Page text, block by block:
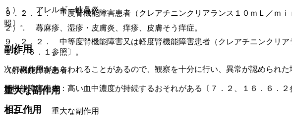
９．２．１． 重度腎機能障害患者（クレアチニンクリアランス１０ｍＬ／ｍ
照〕。
９．２．２． 中等度腎機能障害又は軽度腎機能障害患者（クレアチニンクリ
１６．６．１参照〕。
（肝機能障害患者）
肝機能障害患者：高い血中濃度が持続するおそれがある〔７．２、１６．６．２
相互作用
１）． アレルギー性鼻炎。
２）． 蕁麻疹、湿疹・皮膚炎、痒疹、皮膚そう痒症。
副作用
次の副作用があらわれることがあるので、観察を十分に行い、異常が認められ
重大な副作用
１１．１． 重大な副作用